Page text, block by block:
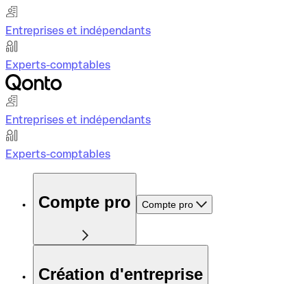
Entreprises et indépendants
Experts-comptables
Entreprises et indépendants
Experts-comptables
Compte pro Compte pro
Création d'entreprise